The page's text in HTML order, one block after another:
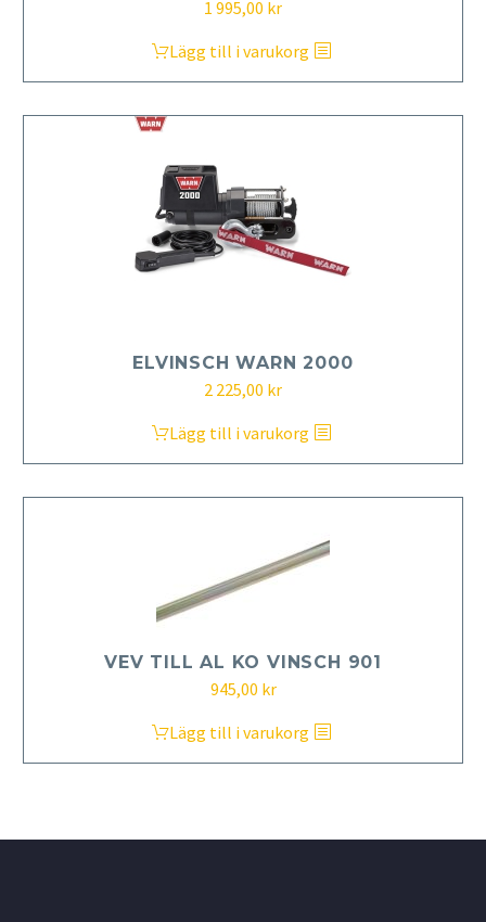
1 995,00 kr
Lägg till i varukorg
ELVINSCH WARN 2000
2 225,00 kr
Lägg till i varukorg
VEV TILL AL KO VINSCH 901
945,00 kr
Lägg till i varukorg